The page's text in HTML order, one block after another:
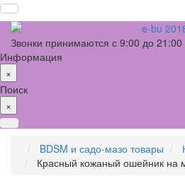
Звонки принимаются с 9:00 до 21:00
Информация
×
Поиск
×
BDSM и садо-мазо товары
Красный кожаный ошейник на